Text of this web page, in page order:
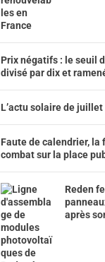
Prix négatifs : le seuil
divisé par dix et
L’actu solaire de juillet
Faute de calendrier,
combat sur la place
Reden
après